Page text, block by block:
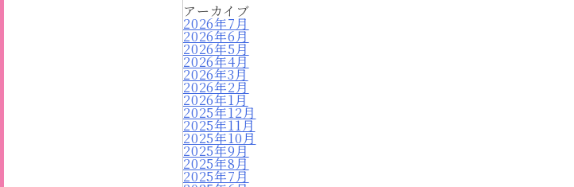
アーカイブ
2026年7月
2026年6月
2026年5月
2026年4月
2026年3月
2026年2月
2026年1月
2025年12月
2025年11月
2025年10月
2025年9月
2025年8月
2025年7月